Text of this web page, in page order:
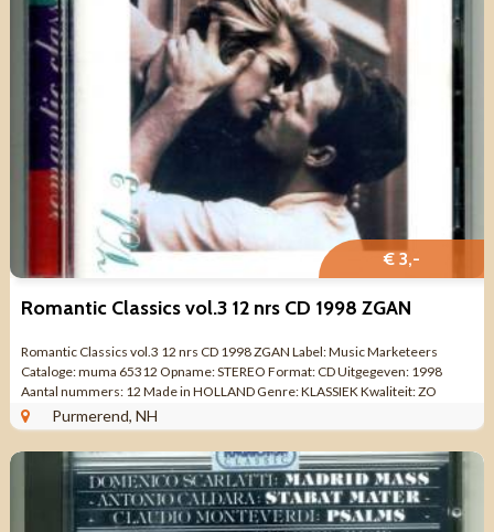
€ 3,-
Romantic Classics vol.3 12 nrs CD 1998 ZGAN
Romantic Classics vol.3 12 nrs CD 1998 ZGAN Label: Music Marketeers
Cataloge: muma 65312 Opname: STEREO Format: CD Uitgegeven: 1998
Aantal nummers: 12 Made in HOLLAND Genre: KLASSIEK Kwaliteit: ZO
GOED ALS NIEUW Tracklist CD ...
Purmerend, NH